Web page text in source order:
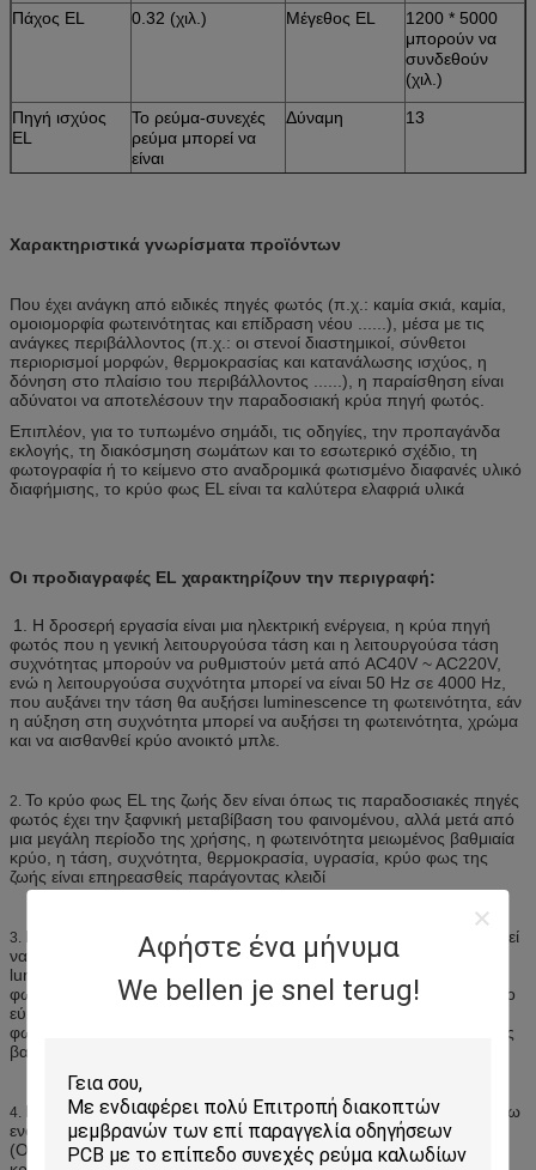
Αφήστε ένα μήνυμα
We bellen je snel terug!
Πάχος EL 0.32 (χιλ.) Μέγεθος EL
1200 * 5000
μπορούν να
συνδεθούν
(χιλ.)
Πηγή ισχύος
EL
Το ρεύμα-συνεχές
ρεύμα μπορεί να
είναι
Δύναμη 13
Χαρακτηριστικά γνωρίσματα προϊόντων
Που έχει ανάγκη από ειδικές πηγές φωτός (π.χ.: καμία σκιά, καμία,
ομοιομορφία φωτεινότητας και επίδραση νέου ......), μέσα με τις
ανάγκες περιβάλλοντος (π.χ.: οι στενοί διαστημικοί, σύνθετοι
περιορισμοί μορφών, θερμοκρασίας και κατανάλωσης ισχύος, η
δόνηση στο πλαίσιο του περιβάλλοντος ......), η παραίσθηση είναι
αδύνατοι να αποτελέσουν την παραδοσιακή κρύα πηγή φωτός.
Επιπλέον, για το τυπωμένο σημάδι, τις οδηγίες, την προπαγάνδα
εκλογής, τη διακόσμηση σωμάτων και το εσωτερικό σχέδιο, τη
φωτογραφία ή το κείμενο στο αναδρομικά φωτισμένο διαφανές υλικό
διαφήμισης, το κρύο φως EL είναι τα καλύτερα ελαφριά υλικά
Οι προδιαγραφές EL χαρακτηρίζουν την περιγραφή:
1. Η δροσερή εργασία είναι μια ηλεκτρική ενέργεια, η κρύα πηγή
φωτός που η γενική λειτουργούσα τάση και η λειτουργούσα τάση
συχνότητας μπορούν να ρυθμιστούν μετά από AC40V ~ AC220V,
ενώ η λειτουργούσα συχνότητα μπορεί να είναι 50 Hz σε 4000 Hz,
που αυξάνει την τάση θα αυξήσει luminescence τη φωτεινότητα, εάν
η αύξηση στη συχνότητα μπορεί να αυξήσει τη φωτεινότητα, χρώμα
και να αισθανθεί κρύο ανοικτό μπλε.
2. Το κρύο φως EL της ζωής δεν είναι όπως τις παραδοσιακές πηγές
φωτός έχει την ξαφνική μεταβίβαση του φαινομένου, αλλά μετά από
μια μεγάλη περίοδο της χρήσης, η φωτεινότητα μειωμένος βαθμιαία
κρύο, η τάση, συχνότητα, θερμοκρασία, υγρασία, κρύο φως της
ζωής είναι επηρεασθείς παράγοντας κλειδί
3. Η luminescent φωτεινότητα της luminescent φωτεινότητας μπορεί
να ληφθεί από τη φωτομετρική μέτρηση, η φωτεινότητα της
luminescent πηγής φωτός εκφράζεται συνήθως στις μονάδες του
φωτομετρικού υπολογισμού, αλλά το ανθρώπινο μάτι είναι λιγότερο
εύκολο να επιτευχθεί τέτοια ευαισθησία, οπτική αίσθηση και γενικά
φωτόμετρο τα πρότυπα της σύγκρισης, θα υπάρξει ένας ορισμένος
βαθμός λάθους.
4. Η κρύα πηγή φωτός EL για να παραγάγουν τη πηγή ισχύος, μέσω
ενός ταιριάζοντας με σχεδίου αναστροφέων μετασχηματιστών
(ΟΔΗΓΌΣ) στην κίνηση, και η τάση κίνησης και η συχνότητα των